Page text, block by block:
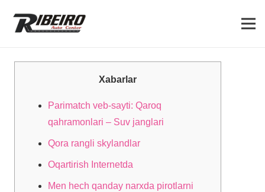
Xabarlar
Parimatch veb-sayti: Qaroq
qahramonlari – Suv janglari
Qora rangli skylandlar
Oqartirish Internetda
Men hech qanday narxda pirotlarni